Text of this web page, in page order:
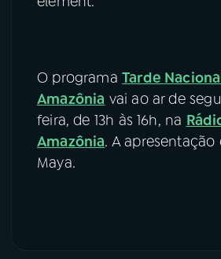
O programa Tarde
Amazônia vai ao ar de
feira, de 13h às 16h, na
Amazônia. A apresentação
Maya.